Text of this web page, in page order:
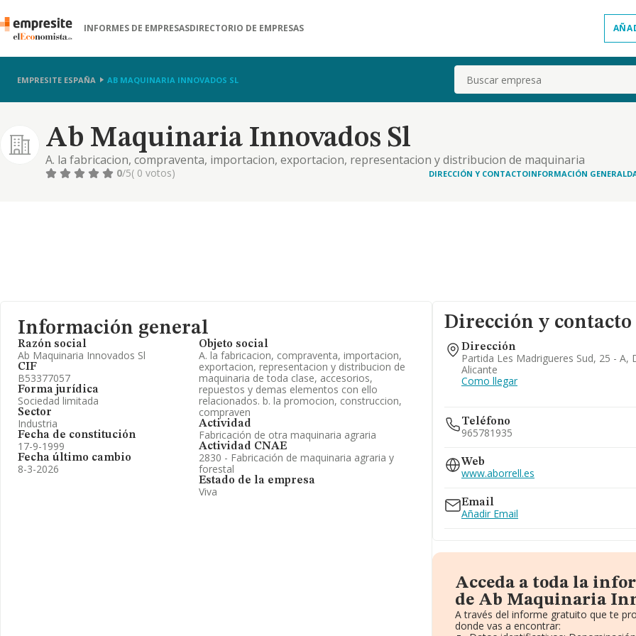
INFORMES DE EMPRESASDIRECTORIO DE EMPRESAS
EMPRESITE ESPAÑA AB MAQUINARIA INNOVADOS SL Buscar
Ab Maquinaria Innovados Sl
A. la fabricacion, compraventa, importacion, exportacion, representacion y distribucion de maquinaria
de toda clase, accesorios, repuestos y demas elementos con ello relacionados. b. la promocion,
0/5( 0 votos) DIRECCIÓN Y CONTACTOINFORMACIÓN GENERAL
Información general
Razón social
Ab Maquinaria Innovados Sl
CIF
B53377057
Forma jurídica
Sociedad limitada
Sector
Industria
Fecha de constitución
17-9-1999
Fecha último cambio
8-3-2026
Objeto social
A. la fabricacion, compraventa, importacion,
exportacion, representacion y distribucion de
maquinaria de toda clase, accesorios,
repuestos y demas elementos con ello
relacionados. b. la promocion, construccion,
compraven
Actividad
Fabricación de otra maquinaria agraria
Actividad CNAE
2830 - Fabricación de maquinaria agraria y
forestal
Estado de la empresa
Viva
Dirección y contacto
Dirección
Partida Les Madrigueres Sud, 25 - A,
Alicante
Como llegar
Teléfono
965781935
Web
www.aborrell.es
Email
Añadir Email
Acceda a toda la
de Ab Maquinaria
A través del informe gratuito que te
donde vas a encontrar: